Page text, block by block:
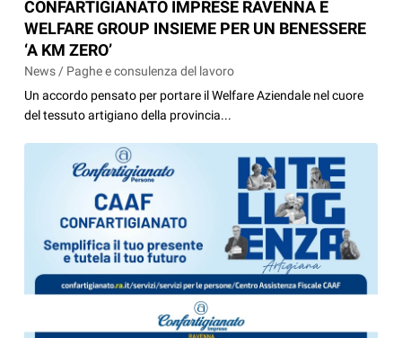
CONFARTIGIANATO IMPRESE RAVENNA E
WELFARE GROUP INSIEME PER UN BENESSERE
‘A KM ZERO’
News / Paghe e consulenza del lavoro
Un accordo pensato per portare il Welfare Aziendale nel cuore
del tessuto artigiano della provincia...